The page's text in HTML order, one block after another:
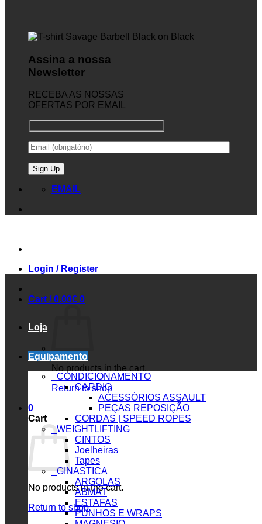
Assina a nossa
Newsletter
RECEBA AS NOSSAS
OFERTAS POR EMAIL
EMAIL
Login / Register
Cart /0.00€ 0
No products in the cart.
Return to shop
0
Cart
No products in the cart.
Return to shop
Loja
Equipamento
_CONDICIONAMENTO
CARDIO
ACESSÓRIOS ASSAULT
PEÇAS REPOSIÇÃO
CORDAS | SPEED ROPES
_WEIGHTLIFTING
CINTOS
Joelheiras
Tapes
_GINASTICA
ARGOLAS
ABMAT
ESTAFAS
PUNHOS E WRAPS